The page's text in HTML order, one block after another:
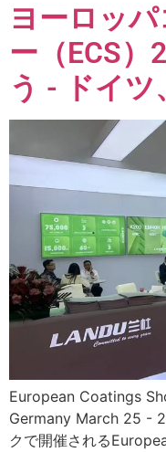
ヨーロッ
ー（ECS）
う - ドイ
European Coatings
Germany March 25 -
クで開催される